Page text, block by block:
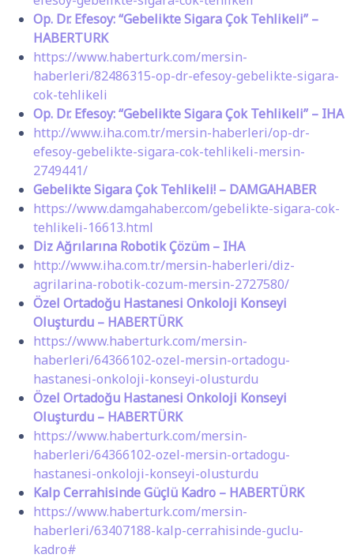
Op. Dr. Efesoy: “Gebelikte Sigara Çok Tehlikeli” –
HABERTURK
https://www.haberturk.com/mersin-
haberleri/82486315-op-dr-efesoy-gebelikte-sigara-
cok-tehlikeli
Op. Dr. Efesoy: “Gebelikte Sigara Çok Tehlikeli” – IHA
http://www.iha.com.tr/mersin-haberleri/op-dr-
efesoy-gebelikte-sigara-cok-tehlikeli-mersin-
2749441/
Gebelikte Sigara Çok Tehlikeli! – DAMGAHABER
https://www.damgahaber.com/gebelikte-sigara-cok-
tehlikeli-16613.html
Diz Ağrılarına Robotik Çözüm – IHA
http://www.iha.com.tr/mersin-haberleri/diz-
agrilarina-robotik-cozum-mersin-2727580/
Özel Ortadoğu Hastanesi Onkoloji Konseyi
Oluşturdu – HABERTÜRK
https://www.haberturk.com/mersin-
haberleri/64366102-ozel-mersin-ortadogu-
hastanesi-onkoloji-konseyi-olusturdu
Özel Ortadoğu Hastanesi Onkoloji Konseyi
Oluşturdu – HABERTÜRK
https://www.haberturk.com/mersin-
haberleri/64366102-ozel-mersin-ortadogu-
hastanesi-onkoloji-konseyi-olusturdu
Kalp Cerrahisinde Güçlü Kadro – HABERTÜRK
https://www.haberturk.com/mersin-
haberleri/63407188-kalp-cerrahisinde-guclu-
kadro#